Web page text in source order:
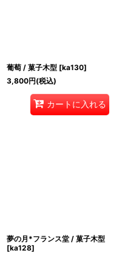
葡萄 / 菓子木型 [ka130]
3,800円(税込)
カートに入れる
夢の月*フランス堂 / 菓子木型
[ka128]